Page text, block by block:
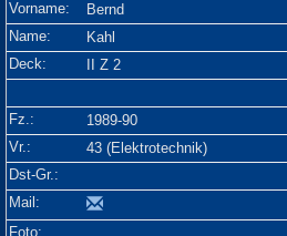
Bernd
Kahl
II Z 2
1989-90
43 (Elektrotechnik)